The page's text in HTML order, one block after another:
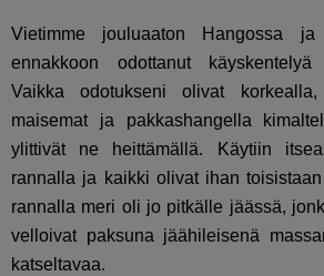
Vietimme jouluaaton Hangossa
ennakkoon odottanut
Vaikka odotukseni olivat
maisemat ja pakkashangella
ylittivät ne heittämällä. Käytiin
rannalla ja kaikki olivat ihan
rannalla meri oli jo pitkälle jäässä,
velloivat paksuna jäähileisenä
katseltavaa.